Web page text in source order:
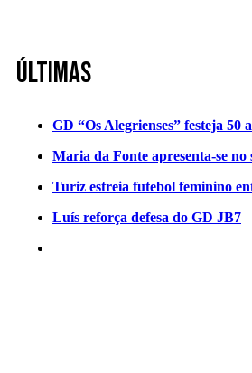
Últimas
GD “Os Alegrienses” festeja 50
Maria da Fonte apresenta-se no
Turiz estreia futebol feminino
Luís reforça defesa do GD JB7